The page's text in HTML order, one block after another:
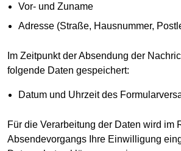
Vor- und Zuname
Adresse (Straße, Hausnummer,
Im Zeitpunkt der Absendung der
folgende Daten gespeichert:
Datum und Uhrzeit des
Für die Verarbeitung der Daten wird im
Absendevorgangs Ihre Einwilligung